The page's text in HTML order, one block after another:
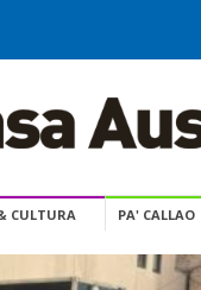
CULTURA PA' CALLAO